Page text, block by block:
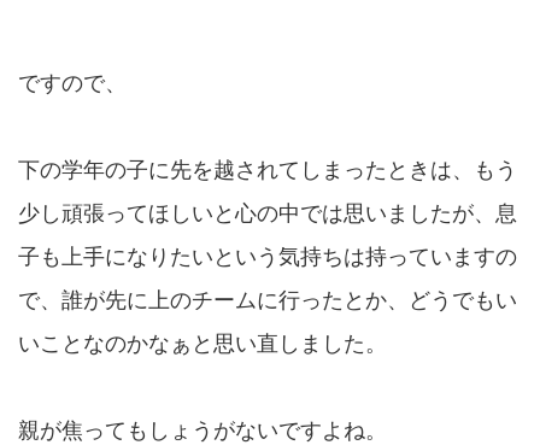
ですので、
下の学年の子に先を越されてしまったときは、もう
少し頑張ってほしいと心の中では思いましたが、息
子も上手になりたいという気持ちは持っていますの
で、誰が先に上のチームに行ったとか、どうでもい
いことなのかなぁと思い直しました。
親が焦ってもしょうがないですよね。